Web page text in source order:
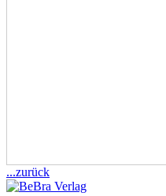
...zurück